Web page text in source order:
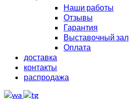
Наши работы
Отзывы
Гарантия
Выставочный зал
Оплата
доставка
контакты
распродажа